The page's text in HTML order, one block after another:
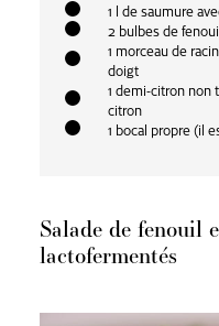
1 l de saumure
2 bulbes de
1 morceau de
doigt
1 demi-citron non
citron
1 bocal propre (il
Salade de fenouil
lactofermentés